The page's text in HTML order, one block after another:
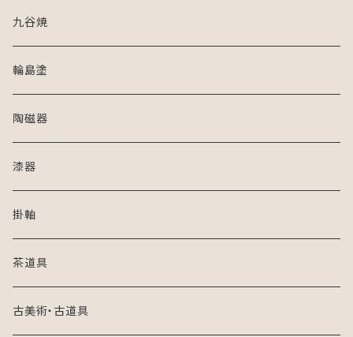
九谷焼
輪島塗
陶磁器
漆器
掛軸
茶道具
古美術・古道具